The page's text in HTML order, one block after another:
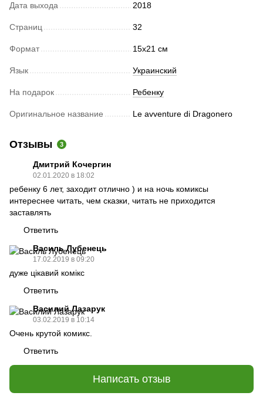
Дата выхода 2018
Страниц 32
Формат 15х21 см
Язык Украинский
На подарок Ребенку
Оригинальное название Le avventure di Dragonero
Отзывы 3
Дмитрий Кочергин
02.01.2020 в 18:02
ребенку 6 лет, заходит отлично ) и на ночь комиксы
интереснее читать, чем сказки, читать не приходится
заставлять
Ответить
Василь Лубенець
17.02.2019 в 09:20
дуже цікавий комікс
Ответить
Василий Лазарук
03.02.2019 в 10:14
Очень крутой комикс.
Ответить
Написать отзыв